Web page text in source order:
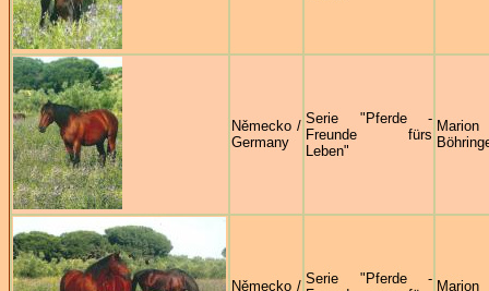
Německo /
Germany
Serie "Pferde -
Freunde fürs
Leben"
Marion
Německo / Serie "Pferde - Marion